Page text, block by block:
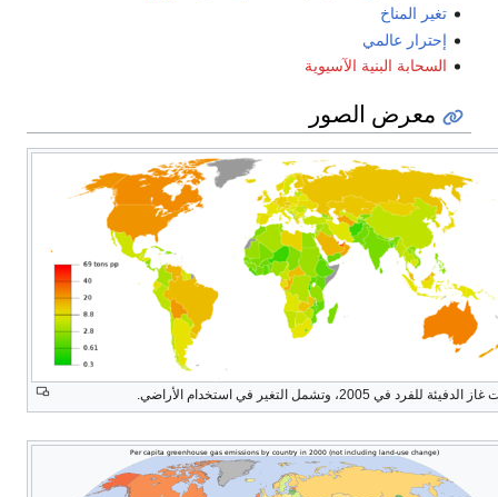
تغير المناخ
إحترار عالمي
السحابة البنية الآسيوية
معرض الصور
للفرد في 2005، وتشمل التغير في استخدام الأراضي.